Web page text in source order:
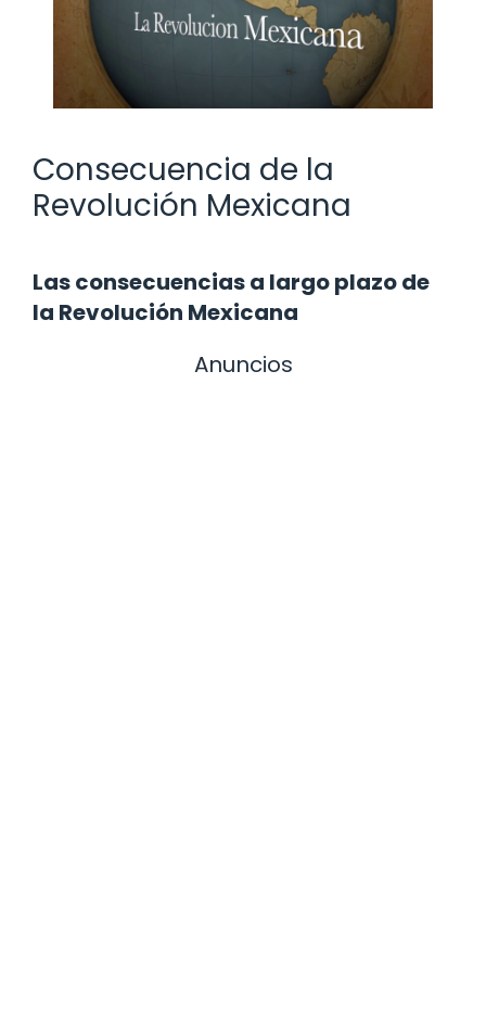
Consecuencia de la
Revolución Mexicana
Las consecuencias a largo plazo de
la Revolución Mexicana
Anuncios